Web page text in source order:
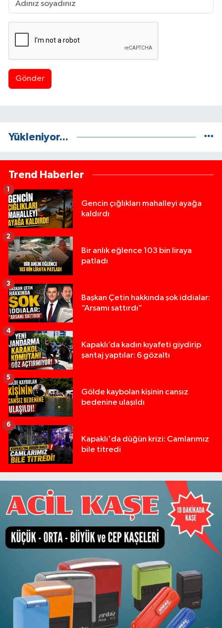
Gönder
Yükleniyor...
Trend Haberler
Gencin çığlıkları mahalleyi ayağa
kaldırdı
1
Bir anlık eğlence 103 bin liraya
patladı
2
Başkan Çetin hakkında şok iddialar:
“Arsamı sattırdı”
3
Kapaklı’da kadın kıyafeti giydirip
şantaj yaptılar: 6 gözaltı
4
Gölde kaybolan kişinin cansız
bedenine ulaşıldı
5
Kapaklı'da düğün krizi: Camlarımız
bile titredi
6